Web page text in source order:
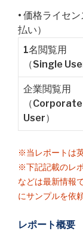
• 価格ライセ
払い）
1名閲覧用
（Single
企業閲覧用
（Corporate
User）
※当レポートは
※下記記載のレ
などは最新情報
にサンプルを依
レポート概要